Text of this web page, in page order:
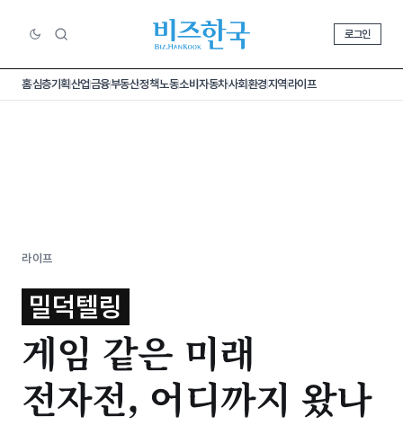
로그인
홈심층기획산업금융부동산정책노동소비 자동차사회환경지역라이프
라이프
밀덕텔링
게임 같은 미래
전자전, 어디까지 왔나